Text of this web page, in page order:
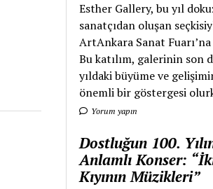
Esther Gallery, bu yıl
sanatçıdan oluşan
ArtAnkara Sanat Fuarı’na
Bu katılım, galerinin son
yıldaki büyüme ve
önemli bir göstergesi
Yorum yapın
Dostluğun 100.
Anlamlı Konser:
Kıyının Müzikleri”